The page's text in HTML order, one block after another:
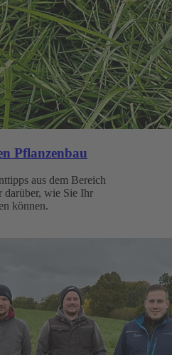
Pflanzenbau
aus dem Bereich
darüber, wie Sie Ihr
können.